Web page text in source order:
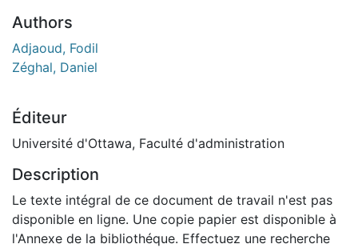
Authors
Adjaoud, Fodil
Zéghal, Daniel
Éditeur
Université d'Ottawa, Faculté d'administration
Description
Le texte intégral de ce document de travail n'est pas
disponible en ligne. Une copie papier est disponible à
l'Annexe de la bibliothéque. Effectuez une recherche